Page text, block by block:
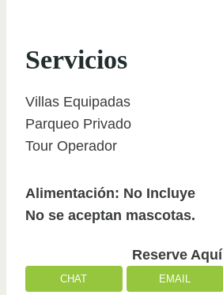
Servicios
Villas Equipadas
Parqueo Privado
Tour Operador
Alimentación: No Incluye
No se aceptan mascotas.
Reserve Aquí
CHAT EMAIL